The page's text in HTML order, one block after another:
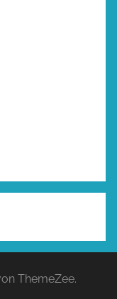
ThemeZee.